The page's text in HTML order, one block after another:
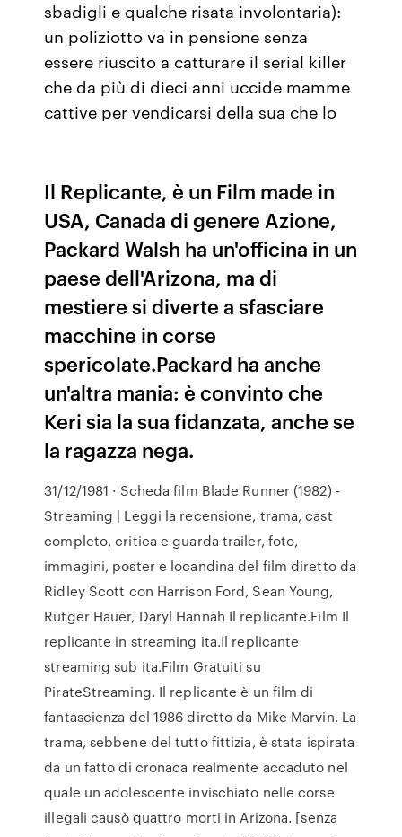
sbadigli e qualche risata involontaria):
un poliziotto va in pensione senza
essere riuscito a catturare il serial killer
che da più di dieci anni uccide mamme
cattive per vendicarsi della sua che lo
Il Replicante, è un Film made in
USA, Canada di genere Azione,
Packard Walsh ha un'officina in un
paese dell'Arizona, ma di
mestiere si diverte a sfasciare
macchine in corse
spericolate.Packard ha anche
un'altra mania: è convinto che
Keri sia la sua fidanzata, anche se
la ragazza nega.
31/12/1981 · Scheda film Blade Runner (1982) -
Streaming | Leggi la recensione, trama, cast
completo, critica e guarda trailer, foto,
immagini, poster e locandina del film diretto da
Ridley Scott con Harrison Ford, Sean Young,
Rutger Hauer, Daryl Hannah Il replicante.Film Il
replicante in streaming ita.Il replicante
streaming sub ita.Film Gratuiti su
PirateStreaming. Il replicante è un film di
fantascienza del 1986 diretto da Mike Marvin. La
trama, sebbene del tutto fittizia, è stata ispirata
da un fatto di cronaca realmente accaduto nel
quale un adolescente invischiato nelle corse
illegali causò quattro morti in Arizona. [senza